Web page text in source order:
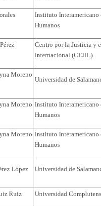
Instituto Interamericano
Humanos
Centro por la Justicia y
Internacional (CEJIL)
Moreno
Universidad de
Moreno Instituto Interamericano
Humanos
Moreno Instituto Interamericano
Humanos
López Universidad de
Ruiz Universidad